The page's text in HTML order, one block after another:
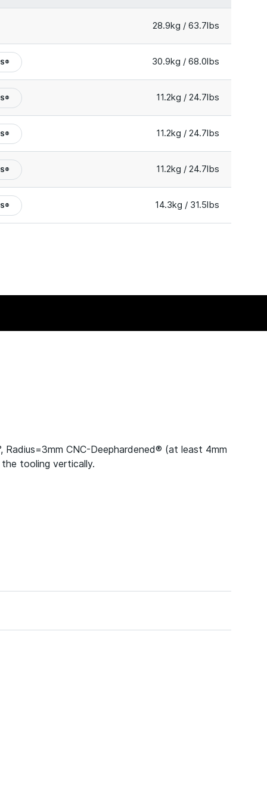
28.9kg / 63.7lbs
30.9kg / 68.0lbs
11.2kg / 24.7lbs
11.2kg / 24.7lbs
11.2kg / 24.7lbs
14.3kg / 31.5lbs
CNC-Deephardened® (at least 4mm
tooling vertically.